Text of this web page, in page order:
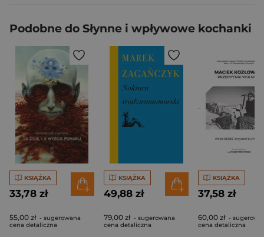
Podobne do Słynne i wpływowe kochanki
KSIĄŻKA
33,78 zł
55,00 zł - sugerowana
cena detaliczna
KSIĄŻKA
49,88 zł
79,00 zł - sugerowana
cena detaliczna
KSIĄŻKA
37,58 zł
60,00 zł -
cena detaliczna